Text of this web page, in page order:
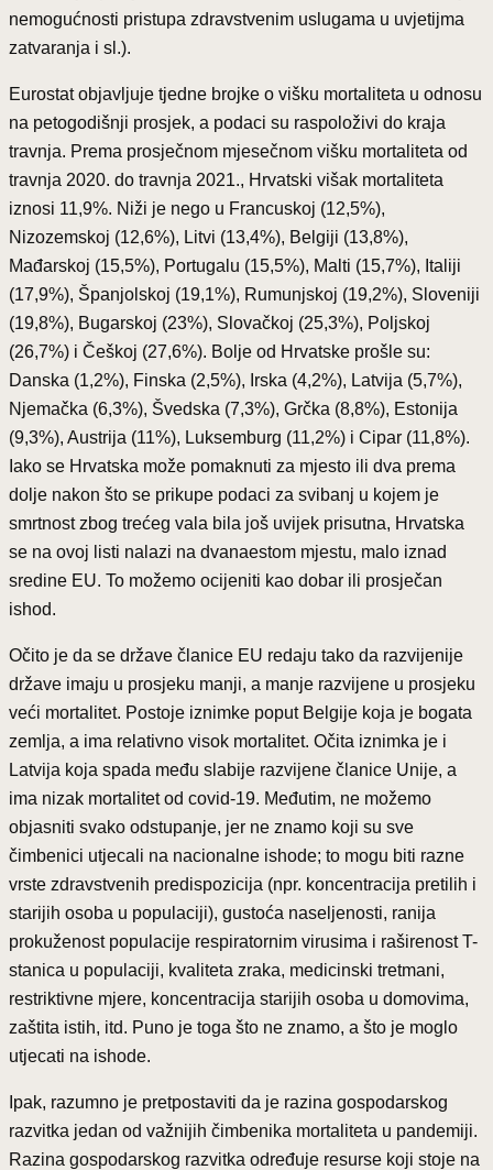
nemogućnosti pristupa zdravstvenim uslugama u uvjetijma
zatvaranja i sl.).
Eurostat objavljuje tjedne brojke o višku mortaliteta u odnosu
na petogodišnji prosjek, a podaci su raspoloživi do kraja
travnja. Prema prosječnom mjesečnom višku mortaliteta od
travnja 2020. do travnja 2021., Hrvatski višak mortaliteta
iznosi 11,9%. Niži je nego u Francuskoj (12,5%),
Nizozemskoj (12,6%), Litvi (13,4%), Belgiji (13,8%),
Mađarskoj (15,5%), Portugalu (15,5%), Malti (15,7%), Italiji
(17,9%), Španjolskoj (19,1%), Rumunjskoj (19,2%), Sloveniji
(19,8%), Bugarskoj (23%), Slovačkoj (25,3%), Poljskoj
(26,7%) i Češkoj (27,6%). Bolje od Hrvatske prošle su:
Danska (1,2%), Finska (2,5%), Irska (4,2%), Latvija (5,7%),
Njemačka (6,3%), Švedska (7,3%), Grčka (8,8%), Estonija
(9,3%), Austrija (11%), Luksemburg (11,2%) i Cipar (11,8%).
Iako se Hrvatska može pomaknuti za mjesto ili dva prema
dolje nakon što se prikupe podaci za svibanj u kojem je
smrtnost zbog trećeg vala bila još uvijek prisutna, Hrvatska
se na ovoj listi nalazi na dvanaestom mjestu, malo iznad
sredine EU. To možemo ocijeniti kao dobar ili prosječan
ishod.
Očito je da se države članice EU redaju tako da razvijenije
države imaju u prosjeku manji, a manje razvijene u prosjeku
veći mortalitet. Postoje iznimke poput Belgije koja je bogata
zemlja, a ima relativno visok mortalitet. Očita iznimka je i
Latvija koja spada među slabije razvijene članice Unije, a
ima nizak mortalitet od covid-19. Međutim, ne možemo
objasniti svako odstupanje, jer ne znamo koji su sve
čimbenici utjecali na nacionalne ishode; to mogu biti razne
vrste zdravstvenih predispozicija (npr. koncentracija pretilih i
starijih osoba u populaciji), gustoća naseljenosti, ranija
prokuženost populacije respiratornim virusima i raširenost T-
stanica u populaciji, kvaliteta zraka, medicinski tretmani,
restriktivne mjere, koncentracija starijih osoba u domovima,
zaštita istih, itd. Puno je toga što ne znamo, a što je moglo
utjecati na ishode.
Ipak, razumno je pretpostaviti da je razina gospodarskog
razvitka jedan od važnijih čimbenika mortaliteta u pandemiji.
Razina gospodarskog razvitka određuje resurse koji stoje na